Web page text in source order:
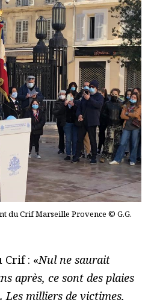
du Crif Marseille Provence © G.G.
Crif : «Nul ne saurait
après, ce sont des plaies
milliers de victimes,